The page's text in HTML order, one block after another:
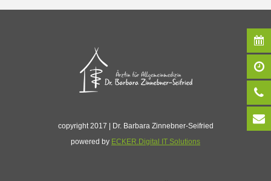
copyright 2017 | Dr. Barbara Zinnebner-Seifried
powered by ECKER.Digital IT Solutions